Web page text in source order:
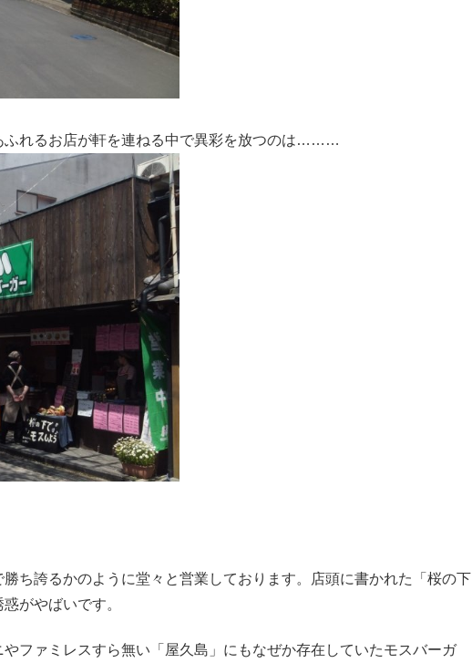
ふれるお店が軒を連ねる中で異彩を放つのは………
ち誇るかのように堂々と営業しております。店頭に書かれた「桜の下
がやばいです。
ファミレスすら無い「屋久島」にもなぜか存在していたモスバーガ